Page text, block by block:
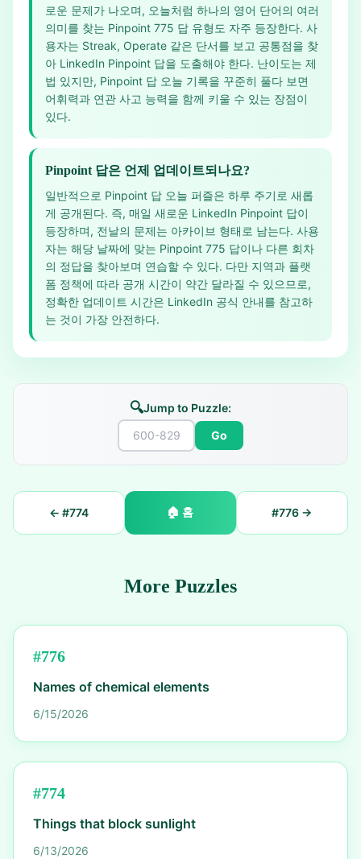
로운 문제가 나오며, 오늘처럼 하나의 영어 단어의 여러
의미를 찾는 Pinpoint 775 답 유형도 자주 등장한다. 사
용자는 Streak, Operate 같은 단서를 보고 공통점을 찾
아 LinkedIn Pinpoint 답을 도출해야 한다. 난이도는 제
법 있지만, Pinpoint 답 오늘 기록을 꾸준히 풀다 보면
어휘력과 연관 사고 능력을 함께 키울 수 있는 장점이
있다.
Pinpoint 답은 언제 업데이트되나요?
일반적으로 Pinpoint 답 오늘 퍼즐은 하루 주기로 새롭
게 공개된다. 즉, 매일 새로운 LinkedIn Pinpoint 답이
등장하며, 전날의 문제는 아카이브 형태로 남는다. 사용
자는 해당 날짜에 맞는 Pinpoint 775 답이나 다른 회차
의 정답을 찾아보며 연습할 수 있다. 다만 지역과 플랫
폼 정책에 따라 공개 시간이 약간 달라질 수 있으므로,
정확한 업데이트 시간은 LinkedIn 공식 안내를 참고하
는 것이 가장 안전하다.
🔍Jump to Puzzle:
Go
← #774 🏠 홈 #776 →
More Puzzles
#776
Names of chemical elements
6/15/2026
#774
Things that block sunlight
6/13/2026